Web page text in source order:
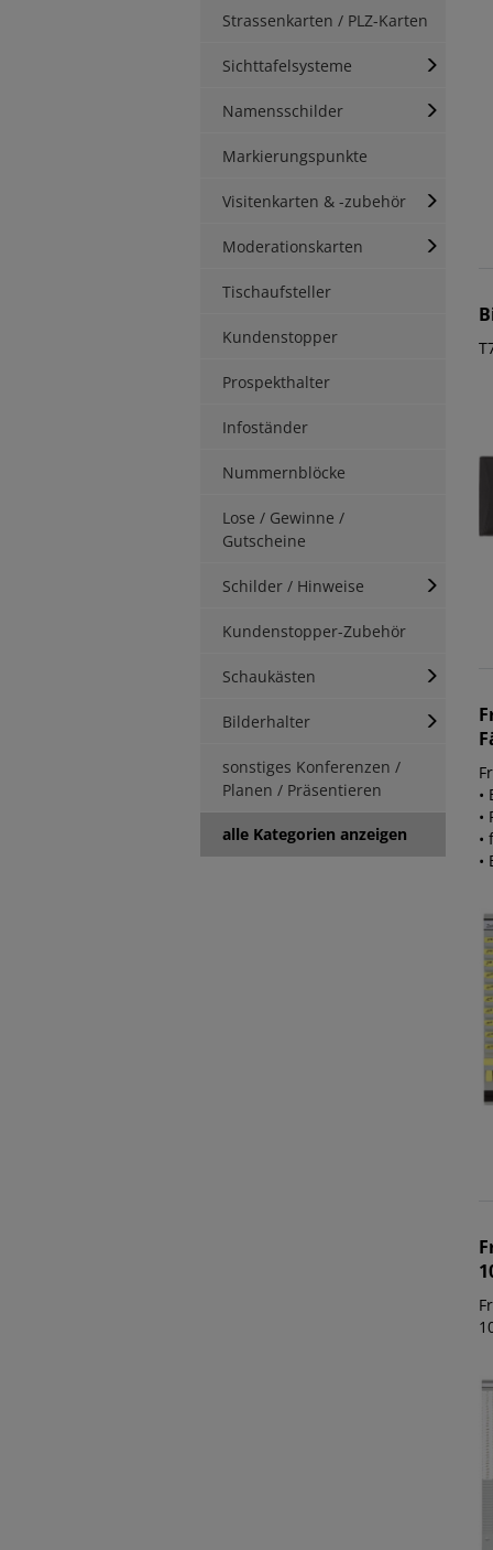
Strassenkarten / PLZ-Karten
Sichttafelsysteme
Namensschilder
Markierungspunkte
Visitenkarten & -zubehör
Moderationskarten
Tischaufsteller
Kundenstopper
Prospekthalter
Infoständer
Nummernblöcke
Lose / Gewinne /
Gutscheine
Schilder / Hinweise
Kundenstopper-Zubehör
Schaukästen
Bilderhalter
sonstiges Konferenzen /
Planen / Präsentieren
alle Kategorien anzeigen
•
•
•
•